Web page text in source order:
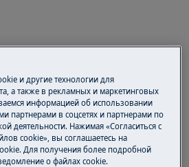
к одному
Общий ток,
для работы двух
13 А.
или выключении
автоматический
и другие технологии для
а также в рекламных и маркетинговых
информацией об использовании
партнерами в соцсетях и партнерами по
деятельности. Нажимая «Согласиться с
cookie», вы соглашаетесь на
Для получения более подробной
о файлах cookie.